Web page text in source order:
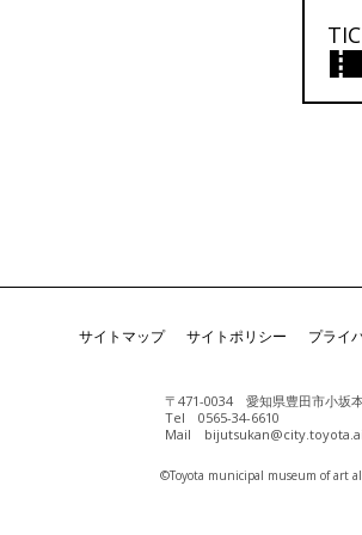
サイトマップ サイトポリシー プライ
〒471-0034 愛知県豊田市小坂
Tel 0565-34-6610
Mail
©️Toyota municipal museum of art